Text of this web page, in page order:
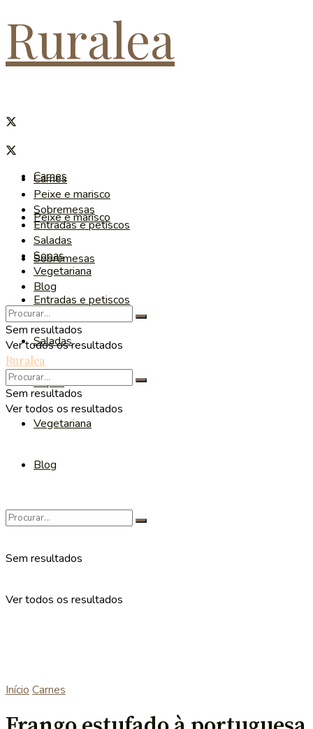
Ruralea
Carnes
Peixe e marisco
Sobremesas
Entradas e petiscos
Saladas
Sopas
Vegetariana
Blog
Sem resultados
Ver todos os resultados
Carnes
Peixe e marisco
Sobremesas
Entradas e petiscos
Saladas
Sopas
Vegetariana
Blog
Sem resultados
Ver todos os resultados
Ruralea
Sem resultados
Ver todos os resultados
Início Carnes